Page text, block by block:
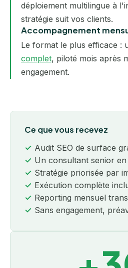
déploiement multilingue à
stratégie suit vos clients.
Accompagnement
Le format le plus efficace :
complet, piloté mois après
engagement.
Ce que vous recevez
Audit SEO de surface
Un consultant senior
Stratégie priorisée par
Exécution complète
Reporting mensuel
Sans engagement,